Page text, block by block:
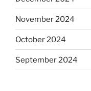
November 2024
October 2024
September 2024